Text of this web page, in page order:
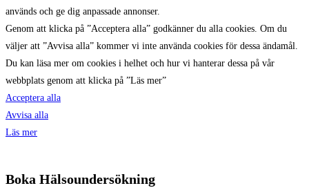
används och ge dig anpassade annonser.
Genom att klicka på ”Acceptera alla” godkänner du alla cookies. Om du
väljer att ”Avvisa alla” kommer vi inte använda cookies för dessa ändamål.
Du kan läsa mer om cookies i helhet och hur vi hanterar dessa på vår
webbplats genom att klicka på ”Läs mer”
Acceptera alla
Avvisa alla
Läs mer
Boka Hälsoundersökning